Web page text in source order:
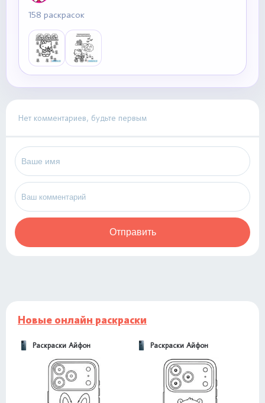
158 раскрасок
Нет комментариев, будьте первым
Отправить
Новые онлайн раскраски
Раскраски Айфон Раскраски Айфон